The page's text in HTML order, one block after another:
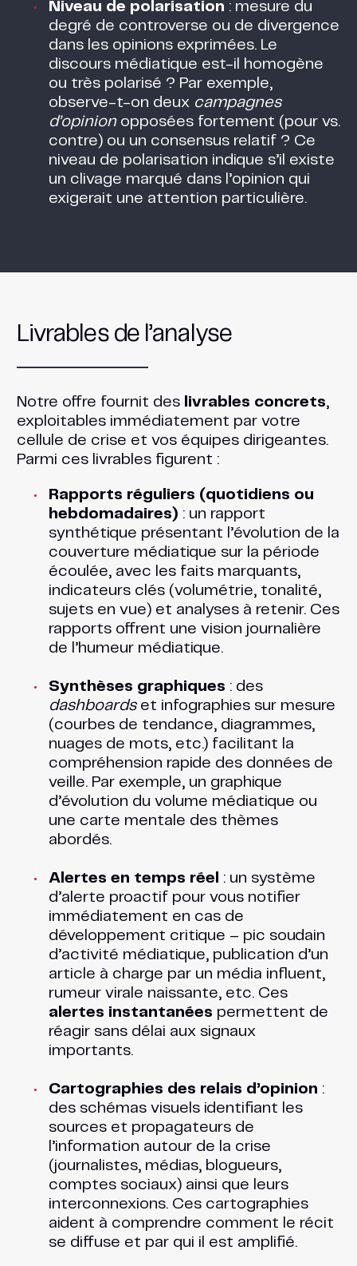
Niveau de polarisation : mesure du
degré de controverse ou de divergence
dans les opinions exprimées. Le
discours médiatique est-il homogène
ou très polarisé ? Par exemple,
observe-t-on deux campagnes
d’opinionopposées fortement (pour vs.
contre) ou un consensus relatif ? Ce
niveau de polarisation indique s’il existe
un clivage marqué dans l’opinion qui
exigerait une attention particulière.
Livrables de l’analyse
Notre offre fournit des livrables concrets,
exploitables immédiatement par votre
cellule de crise et vos équipes dirigeantes.
Parmi ces livrables figurent :
Rapports réguliers (quotidiens ou
hebdomadaires) : un rapport
synthétique présentant l’évolution de la
couverture médiatique sur la période
écoulée, avec les faits marquants,
indicateurs clés (volumétrie, tonalité,
sujets en vue) et analyses à retenir. Ces
rapports offrent une vision journalière
de l’humeur médiatique.
Synthèses graphiques : des
dashboardset infographies sur mesure
(courbes de tendance, diagrammes,
nuages de mots, etc.) facilitant la
compréhension rapide des données de
veille. Par exemple, un graphique
d’évolution du volume médiatique ou
une carte mentale des thèmes
abordés.
Alertes en temps réel
: un système
d’alerte proactif pour vous notifier
immédiatement en cas de
développement critique – pic soudain
d’activité médiatique, publication d’un
article à charge par un média influent,
rumeur virale naissante, etc. Ces
alertes instantanées permettent de
réagir sans délai aux signaux
importants.
Cartographies des relais d’opinion :
des schémas visuels identifiant les
sources et propagateurs de
l’information autour de la crise
(journalistes, médias, blogueurs,
comptes sociaux) ainsi que leurs
interconnexions. Ces cartographies
aident à comprendre comment le récit
se diffuse et par qui il est amplifié​.